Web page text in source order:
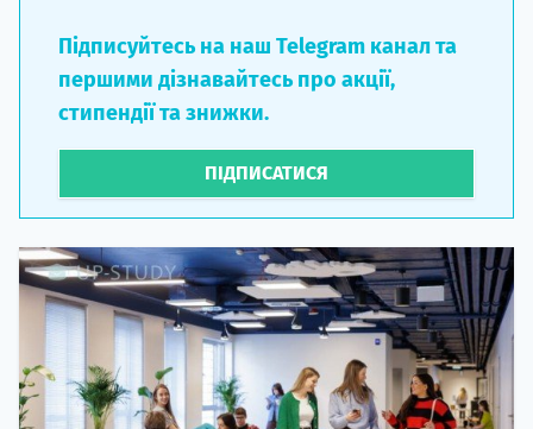
Підписуйтесь на наш Telegram канал та
першими дізнавайтесь про акції,
стипендії та знижки.
ПІДПИСАТИСЯ